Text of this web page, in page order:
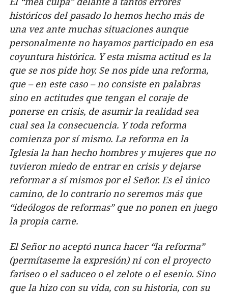
históricos del pasado lo hemos hecho más de
una vez ante muchas situaciones aunque
personalmente no hayamos participado en esa
coyuntura histórica. Y esta misma actitud es la
que se nos pide hoy. Se nos pide una reforma,
que – en este caso – no consiste en palabras
sino en actitudes que tengan el coraje de
ponerse en crisis, de asumir la realidad sea
cual sea la consecuencia. Y toda reforma
comienza por sí mismo. La reforma en la
Iglesia la han hecho hombres y mujeres que no
tuvieron miedo de entrar en crisis y dejarse
reformar a sí mismos por el Señor. Es el único
camino, de lo contrario no seremos más que
“ideólogos de reformas” que no ponen en juego
la propia carne.
El Señor no aceptó nunca hacer “la reforma”
(permítaseme la expresión) ni con el proyecto
fariseo o el saduceo o el zelote o el esenio. Sino
que la hizo con su vida, con su historia, con su